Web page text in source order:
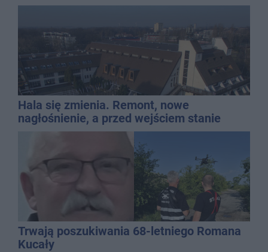
Hala się zmienia. Remont, nowe
nagłośnienie, a przed wejściem stanie
QEMETICA ARENA
Trwają poszukiwania 68-letniego Romana
Kucały